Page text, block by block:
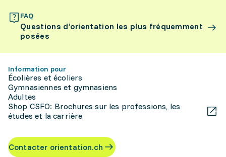
FAQ
Questions d’orientation les plus fréquemment
posées
Information pour
Écolières et écoliers
Gymnasiennes et gymnasiens
Adultes
Shop CSFO: Brochures sur les professions, les
études et la carrière
Contacter orientation.ch